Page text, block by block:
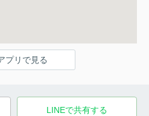
プリで見る
LINEで共有する